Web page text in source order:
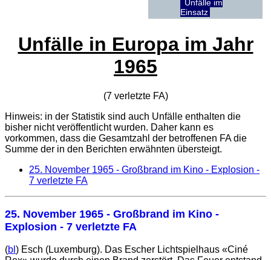
Unfälle im
Einsatz
Unfälle in Europa im Jahr
1965
(7 verletzte FA)
Hinweis: in der Statistik sind auch Unfälle enthalten die
bisher nicht veröffentlicht wurden. Daher kann es
vorkommen, dass die Gesamtzahl der betroffenen FAdie
Summe der in den Berichten erwähnten übersteigt.
25. November 1965 - Großbrand im Kino - Explosion -
7 verletzte FA
25. November 1965 - Großbrand im Kino -
Explosion - 7 verletzte FA
(bl ) Esch (Luxemburg). Das Escher Lichtspielhaus «Ciné